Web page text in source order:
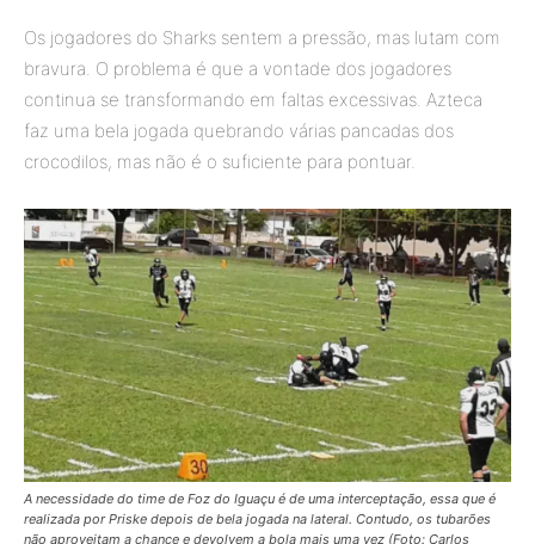
Os jogadores do Sharks sentem a pressão, mas lutam com
bravura. O problema é que a vontade dos jogadores
continua se transformando em faltas excessivas. Azteca
faz uma bela jogada quebrando várias pancadas dos
crocodilos, mas não é o suficiente para pontuar.
A necessidade do time de Foz do Iguaçu é de uma interceptação, essa que é
realizada por Priske depois de bela jogada na lateral. Contudo, os tubarões
não aproveitam a chance e devolvem a bola mais uma vez (Foto: Carlos